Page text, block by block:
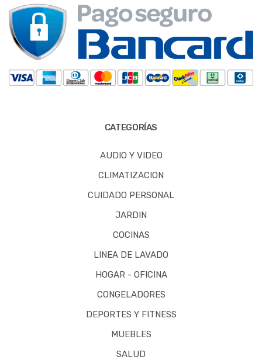
CATEGORÍAS
AUDIO Y VIDEO
CLIMATIZACION
CUIDADO PERSONAL
JARDIN
COCINAS
LINEA DE LAVADO
HOGAR - OFICINA
CONGELADORES
DEPORTES Y FITNESS
MUEBLES
SALUD